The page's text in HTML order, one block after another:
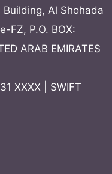
Al Shohada
FZ, P.O. BOX:
ARAB EMIRATES
XXXX | SWIFT